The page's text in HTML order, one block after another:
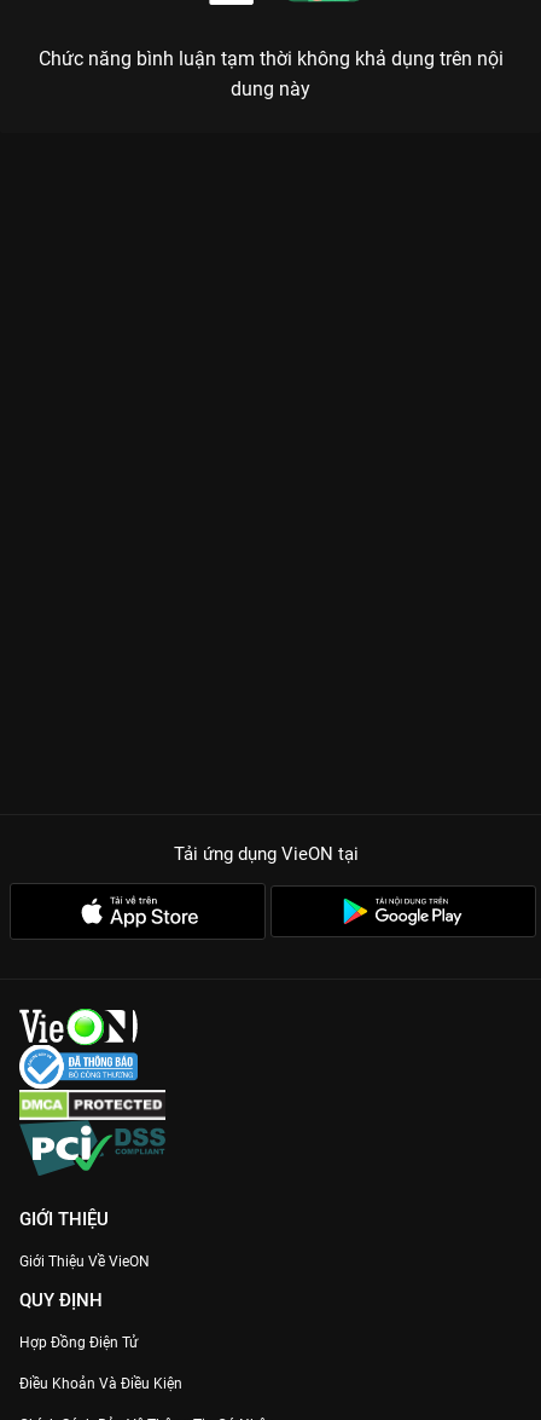
Chức năng bình luận tạm thời không khả dụng trên nội
dung này
Tải ứng dụng VieON tại
GIỚI THIỆU
Giới Thiệu Về VieON
QUY ĐỊNH
Hợp Đồng Điện Tử
Điều Khoản Và Điều Kiện